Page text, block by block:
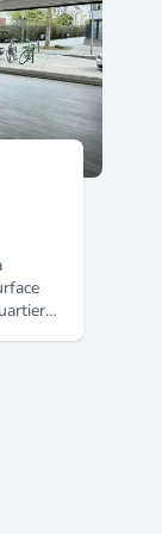
Les
sont
et
il
en
à